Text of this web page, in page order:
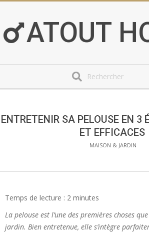
content ATOUT
Menu
ENTRETENIR SA PELOUSE EN 3
ET EFFICACES
MAISON & JARDIN
Temps de lecture : 2 minutes
La pelouse est l’une des premières choses
jardin. Bien entretenue, elle s’intègre